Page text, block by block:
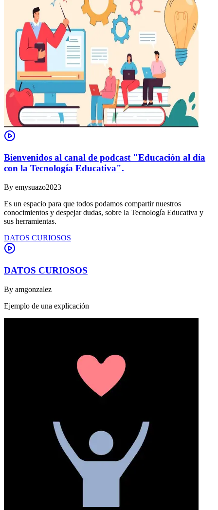
Bienvenidos al canal de podcast "Educación al día
con la Tecnología Educativa".
By emysuazo2023
Es un espacio para que todos podamos compartir nuestros
conocimientos y despejar dudas, sobre la Tecnología Educativa y
sus herramientas.
DATOS CURIOSOS
DATOS CURIOSOS
By amgonzalez
Ejemplo de una explicación